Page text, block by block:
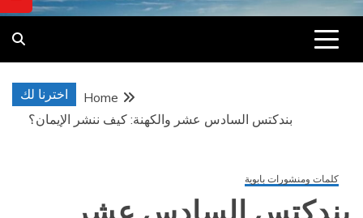
اخترنا لك
Home
بندكتس السادس عشر والكهنة: كيف ننشر الإيمان؟
كلمات ومنشورات بابوية